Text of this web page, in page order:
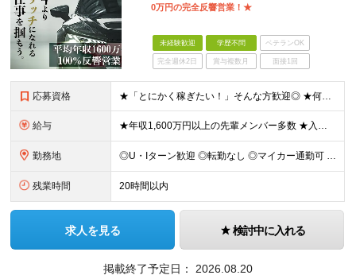
0万円の完全反響営業！★
未経験歓迎 学歴不問 ベテランOK
完全週休2日 賞与複数月 面接1回
応募資格 ★「とにかく稼ぎたい！」そんな方歓迎◎ ★何かしらの営業・接客経験をお持ちの方は優遇！ ------------------------------- ■普通自動車免許をお持ちの方（AT限定可） ■学
給与 ★年収1,600万円以上の先輩メンバー多数 ★入社3ヶ月間は月給55万円保証＆平均月収180万円 ★入社1ヶ月目で月収200万円以上稼ぐメンバーも多数 ★社用車貸与／車両経費、ガソリン代、駐車場代全額
勤務地 ◎U・Iターン歓迎 ◎転勤なし ◎マイカー通勤可 ◎社用車貸与 ◎直行直帰可 ◎営業所以外の地域（全国）からの応募OK ■札幌営業所 北海道札幌市中央区南2条西7-1-5 ■仙台営業所 宮城県仙台
残業時間 20時間以内
求人を見る 検討中に入れる
掲載終了予定日： 2026.08.20